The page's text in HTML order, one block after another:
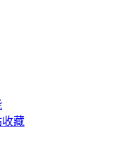
藏